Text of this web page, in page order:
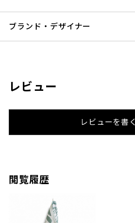
ブランド・デザイナー
レビュー
レビューを書く
閲覧履歴